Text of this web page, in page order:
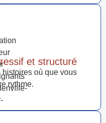
et structuré
où que vous
rythme.